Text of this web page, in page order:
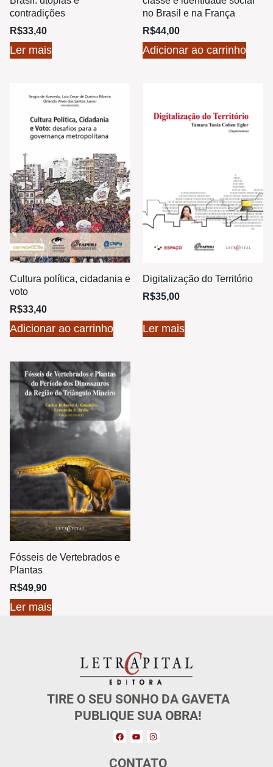
contradições
R$33,40
Ler mais
no Brasil e na França
R$44,00
Adicionar ao carrinho
Cultura política, cidadania e
voto
R$33,40
Adicionar ao carrinho
Digitalização do Território
R$35,00
Ler mais
Fósseis de Vertebrados e
Plantas
R$49,90
Ler mais
TIRE O SEU SONHO DA GAVETA
PUBLIQUE SUA OBRA!
CONTATO